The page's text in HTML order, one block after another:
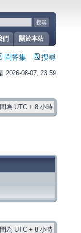
關於本站
們
問答集 搜尋
2026-08-07, 23:59
為 UTC + 8 小時
為 UTC + 8 小時